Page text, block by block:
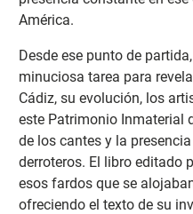
América.
Desde ese punto de
minuciosa tarea para
Cádiz, su evolución, los
este Patrimonio Inmaterial
de los cantes y la
derroteros. El libro editado
esos fardos que se
ofreciendo el texto de su